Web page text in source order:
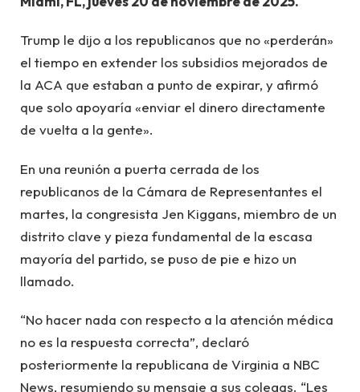
Trump le dijo a los republicanos que no «perderán»
el tiempo en extender los subsidios mejorados de
la ACA que estaban a punto de expirar, y afirmó
que solo apoyaría «enviar el dinero directamente
de vuelta a la gente».
En una reunión a puerta cerrada de los
republicanos de la Cámara de Representantes el
martes, la congresista Jen Kiggans, miembro de un
distrito clave y pieza fundamental de la escasa
mayoría del partido, se puso de pie e hizo un
llamado.
“No hacer nada con respecto a la atención médica
no es la respuesta correcta”, declaró
posteriormente la republicana de Virginia a NBC
News, resumiendo su mensaje a sus colegas. “Les